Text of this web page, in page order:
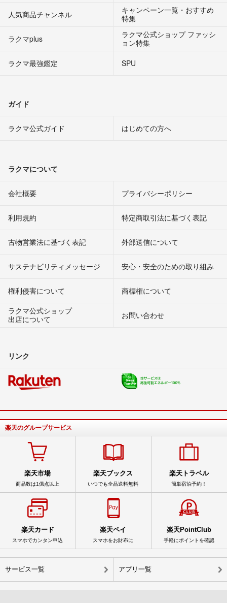
人気商品チャンネル
キャンペーン一覧・おすすめ
特集
ラクマplus
ラクマ公式ショップ ファッシ
ョン特集
ラクマ最強鑑定
SPU
ガイド
ラクマ公式ガイド はじめての方へ
ラクマについて
会社概要 プライバシーポリシー
利用規約 特定商取引法に基づく表記
古物営業法に基づく表記 外部送信について
サステナビリティメッセージ 安心・安全のための取り組み
権利侵害について
商標権について
ラクマ公式ショップ
出店について
お問い合わせ
リンク
楽天のグループサービス
楽天市場
商品数は1億点以上
楽天ブックス
いつでも全品送料無料
楽天トラベル
簡単宿泊予約！
楽天カード
スマホでカンタン申込
楽天ペイ
スマホをお財布に
楽天PointClub
手軽にポイントを確認
サービス一覧 アプリ一覧